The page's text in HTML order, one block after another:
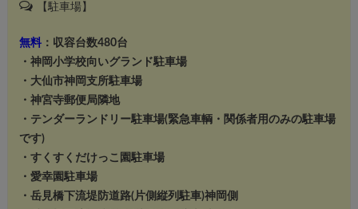
【駐車場】
無料 ：収容台数480台
・神岡小学校向いグランド駐車場
・大仙市神岡支所駐車場
・神宮寺郵便局隣地
・テンダーランドリー駐車場(緊急車輌・関係者用のみの駐車場
です)
・すくすくだけっこ園駐車場
・愛幸園駐車場
・岳見橋下流堤防道路(片側縦列駐車)神岡側